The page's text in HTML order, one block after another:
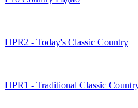
HPR2 - Today's Classic Country
HPR1 - Traditional Classic